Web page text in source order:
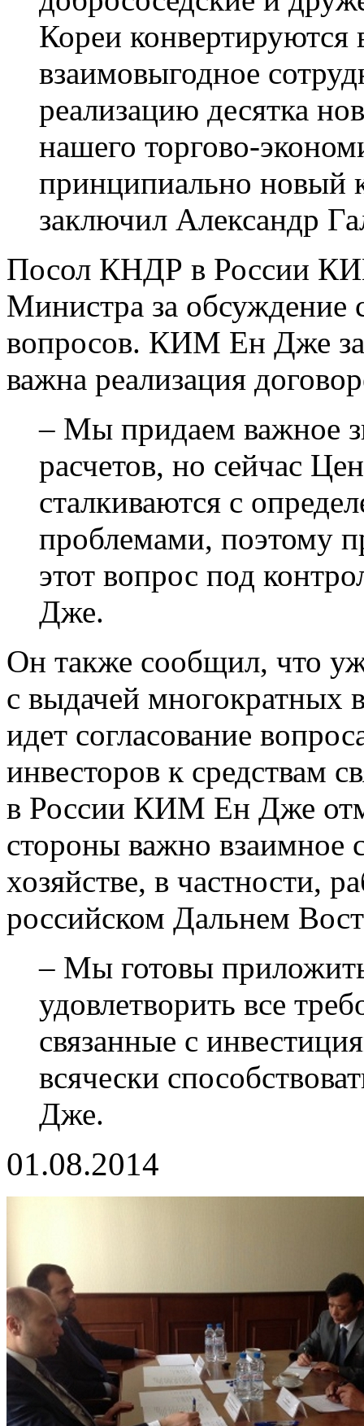
Кореи конвертируются
взаимовыгодное
реализацию десятка
нашего торгово-
принципиально новый
заключил Александр
Посол КНДР в России
Министра за обсуждение
вопросов. КИМ Ен Дже
важна реализация
– Мы придаем важное
расчетов, но сейчас
сталкиваются с
проблемами, поэтому
этот вопрос под
Дже.
Он также сообщил, что
с выдачей многократных
идет согласование
инвесторов к средствам
в России КИМ Ен Дже
стороны важно взаимное
хозяйстве, в частности,
российском Дальнем
– Мы готовы
удовлетворить все
связанные с
всячески
Дже.
01.08.2014